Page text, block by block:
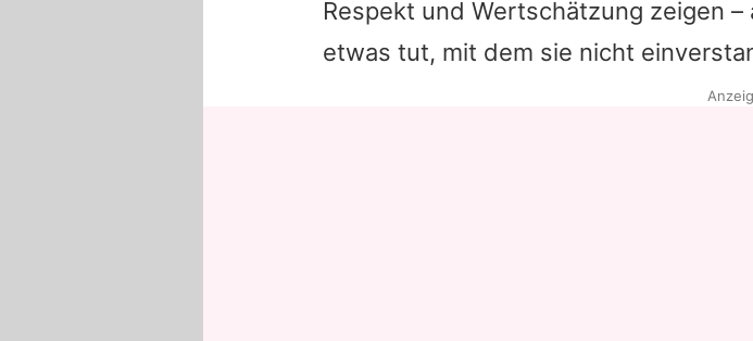
Respekt und Wertschätzung zeigen
etwas tut, mit dem sie nicht